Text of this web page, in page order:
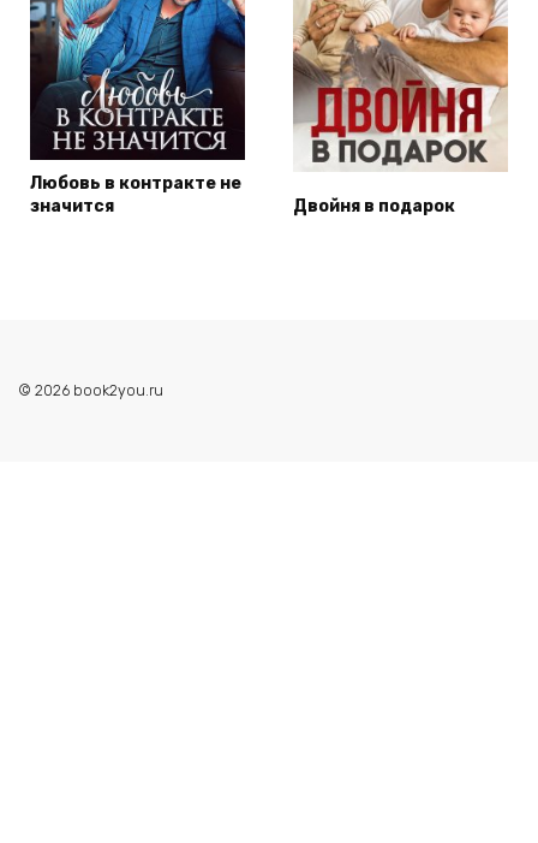
Любовь в контракте не
значится
Двойня в подарок
© 2026 book2you.ru